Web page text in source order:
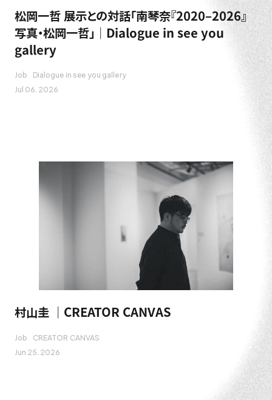
松岡一哲 展示との対話「南琴奈『2020–2026』
写真・松岡一哲」｜Dialogue in see you
gallery
Job
Dialogue in see you gallery
Jul 06. 2026
村山圭 ｜CREATOR CANVAS
Job
CREATOR CANVAS
Jun 25. 2026